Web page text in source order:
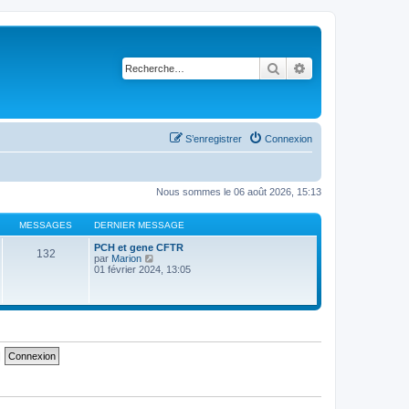
Rechercher
Connexion
S’enregistrer
Nous sommes le 06 août 2026, 15:13
MESSAGES DERNIER MESSAGE
132
PCH et gene CFTR
par Marion
o
e
r
m
01 février 2024, 13:05